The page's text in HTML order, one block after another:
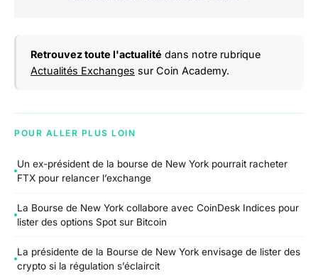
Retrouvez toute l'actualité dans notre rubrique
Actualités Exchanges sur Coin Academy.
POUR ALLER PLUS LOIN
Un ex-président de la bourse de New York pourrait racheter
FTX pour relancer l’exchange
La Bourse de New York collabore avec CoinDesk Indices pour
lister des options Spot sur Bitcoin
La présidente de la Bourse de New York envisage de lister des
crypto si la régulation s’éclaircit